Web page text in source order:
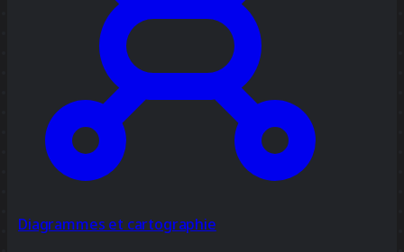
Diagrammes et cartographie